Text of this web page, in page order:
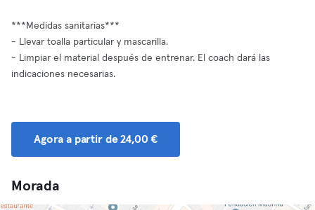
***Medidas sanitarias***
- Llevar toalla particular y mascarilla.
- Limpiar el material después de entrenar. El coach dará las
indicaciones necesarias.
Agora a partir de 24,00 €
Morada